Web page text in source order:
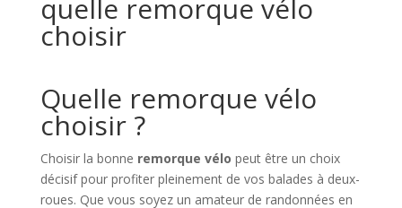
quelle remorque vélo
choisir
Quelle remorque vélo
choisir ?
Choisir la bonne remorque vélo peut être un choix
décisif pour profiter pleinement de vos balades à deux-
roues. Que vous soyez un amateur de randonnées en